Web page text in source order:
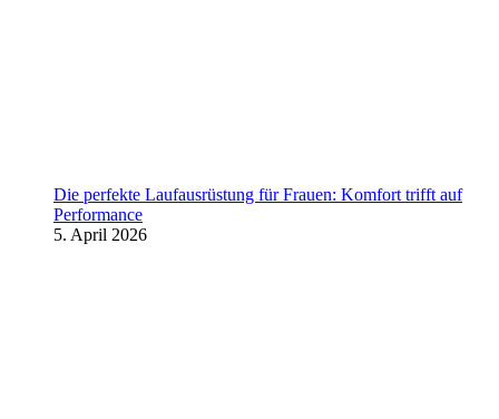
Die perfekte Laufausrüstung für Frauen: Komfort trifft auf
Performance
5. April 2026